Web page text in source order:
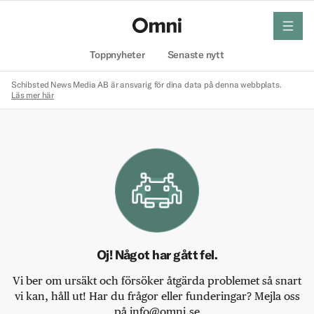
Toppnyheter Senaste nytt
meny
Schibsted News Media AB är ansvarig för dina data på denna webbplats.
Läs mer här
Oj! Något har gått fel.
Vi ber om ursäkt och försöker åtgärda problemet så snart
vi kan, håll ut! Har du frågor eller funderingar? Mejla oss